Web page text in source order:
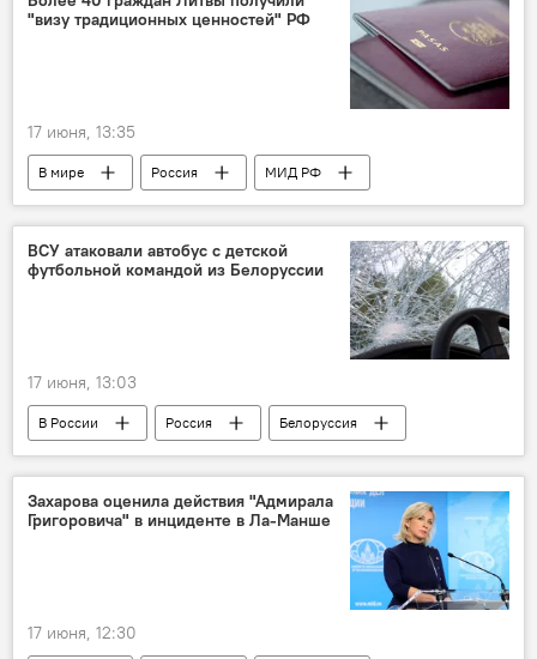
Минобороны РФ
ДНР
"визу традиционных ценностей" РФ
17 июня, 13:35
В мире Россия
МИД РФ
Визы
Литва
граждане Литвы
Политика
Общество
ВСУ атаковали автобус с детской
футбольной командой из Белоруссии
17 июня, 13:03
В России Россия
Белоруссия
ВСУ
Украина
удар
Общество
преступления
Захарова оценила действия "Адмирала
Григоровича" в инциденте в Ла-Манше
17 июня, 12:30